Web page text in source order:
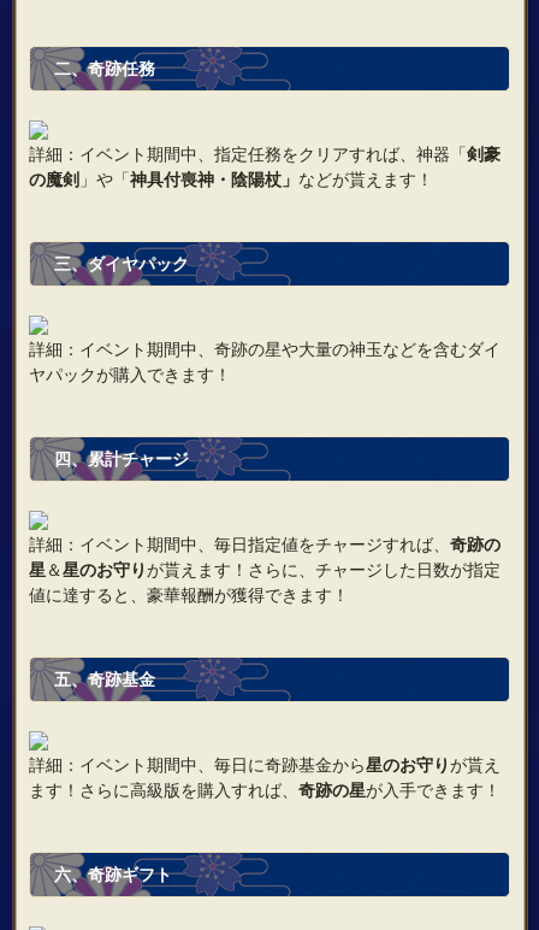
二、奇跡任務
詳細：イベント期間中、指定任務をクリアすれば、神器「剣豪
の魔剣」や「神具付喪神・陰陽杖」 などが貰えます！
三、ダイヤパック
詳細：イベント期間中、奇跡の星や大量の神玉などを含むダイ
ヤパックが購入できます！
四、累計チャージ
詳細：イベント期間中、毎日指定値をチャージすれば、 奇跡の
星＆星のお守りが貰えます！さらに、チャージした日数が指定
値に達すると、豪華報酬が獲得できます！
五、奇跡基金
詳細：イベント期間中、毎日に奇跡基金から星のお守りが貰え
ます！さらに高級版を購入すれば、 奇跡の星が入手できます！
六、奇跡ギフト